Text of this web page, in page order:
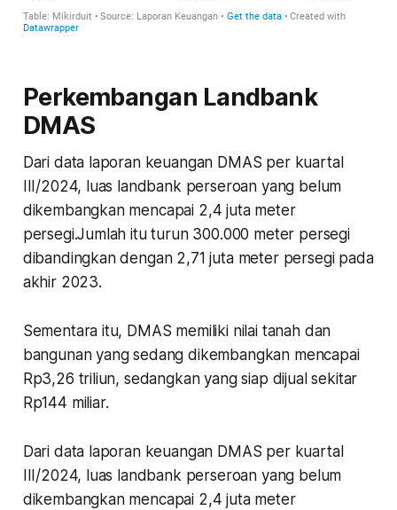
Perkembangan Landbank
DMAS
Dari data laporan keuangan DMAS per kuartal
III/2024, luas landbank perseroan yang belum
dikembangkan mencapai 2,4 juta meter
persegi.Jumlah itu turun 300.000 meter persegi
dibandingkan dengan 2,71 juta meter persegi pada
akhir 2023.
Sementara itu, DMAS memiliki nilai tanah dan
bangunan yang sedang dikembangkan mencapai
Rp3,26 triliun, sedangkan yang siap dijual sekitar
Rp144 miliar.
Dari data laporan keuangan DMAS per kuartal
III/2024, luas landbank perseroan yang belum
dikembangkan mencapai 2,4 juta meter